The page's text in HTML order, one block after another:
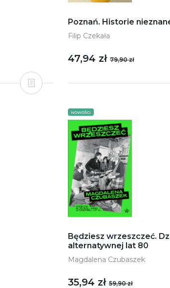
Poznań. Historie
Filip Czekała
47,94 zł 79,90 zł
NOWOŚCI
Będziesz wrzeszczeć.
alternatywnej lat 80
Magdalena Czubaszek
35,94 zł 59,90 zł